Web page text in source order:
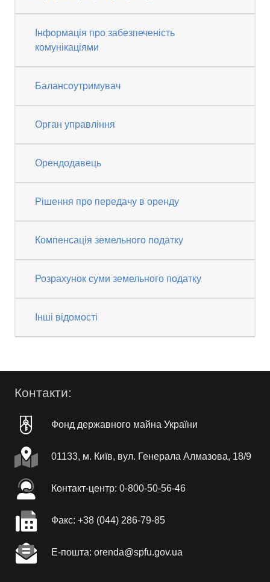
Інформація про забезпеченість
комунікаціями
Балансоутримувач
Орган управління
Орендодавець
Рішення про передачу в оренду
Компенсація земельного податку
Розрахунок суми земельного податку
Інші відомості
Контакти:
Фонд державного майна України
01133, м. Київ, вул. Генерала Алмазова, 18/9
Контакт-центр: 0-800-50-56-46
Факc: +38 (044) 286-79-85
Е-пошта: orenda@spfu.gov.ua